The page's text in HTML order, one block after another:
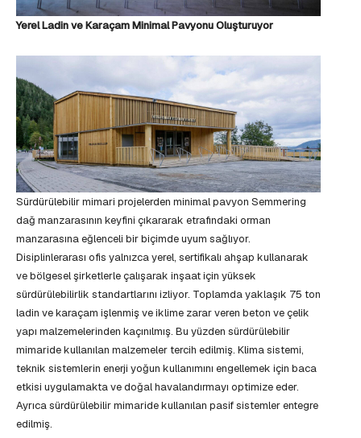
Yerel Ladin ve Karaçam Minimal Pavyonu Oluşturuyor
Sürdürülebilir mimari projelerden minimal pavyon Semmering
dağ manzarasının keyfini çıkararak etrafındaki orman
manzarasına eğlenceli bir biçimde uyum sağlıyor.
Disiplinlerarası ofis yalnızca yerel, sertifikalı ahşap kullanarak
ve bölgesel şirketlerle çalışarak inşaat için yüksek
sürdürülebilirlik standartlarını izliyor. Toplamda yaklaşık 75 ton
ladin ve karaçam işlenmiş ve iklime zarar veren beton ve çelik
yapı malzemelerinden kaçınılmış. Bu yüzden sürdürülebilir
mimaride kullanılan malzemeler tercih edilmiş. Klima sistemi,
teknik sistemlerin enerji yoğun kullanımını engellemek için baca
etkisi uygulamakta ve doğal havalandırmayı optimize eder.
Ayrıca sürdürülebilir mimaride kullanılan pasif sistemler entegre
edilmiş.